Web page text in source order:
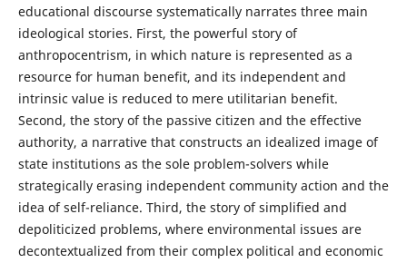
educational discourse systematically narrates three main
ideological stories. First, the powerful story of
anthropocentrism, in which nature is represented as a
resource for human benefit, and its independent and
intrinsic value is reduced to mere utilitarian benefit.
Second, the story of the passive citizen and the effective
authority, a narrative that constructs an idealized image of
state institutions as the sole problem-solvers while
strategically erasing independent community action and the
idea of self-reliance. Third, the story of simplified and
depoliticized problems, where environmental issues are
decontextualized from their complex political and economic